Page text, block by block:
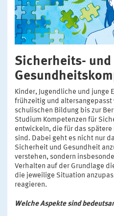
Sicherheits- und
Kinder, Jugendliche und junge
frühzeitig und altersangepasst
schulischen Bildung bis zur
Studium Kompetenzen für
entwickeln, die für das
sind. Dabei geht es nicht nur
Sicherheit und Gesundheit
verstehen, sondern
Verhalten auf der Grundlage
die jeweilige Situation
reagieren.
Welche Aspekte sind